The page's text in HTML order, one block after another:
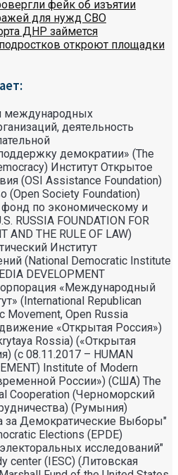
фейк об изъятии
для нужд СВО
ДНР займется
откроют площадки
международных
деятельность
демократии» (The
Институт Открытое
(OSI Assistance Foundation)
Society Foundation)
по экономическому и
RUSSIA FOUNDATION FOR
AND THE RULE OF LAW)
Институт
(National Democratic Institute
DEVELOPMENT
«Международный
(International Republican
Movement, Open Russia
«Открытая Россия»)
Rossia) («Открытая
(с 08.11.2017 – HUMAN
Institute of Modern
России») (США) The
Cooperation (Черноморский
(Румыния)
за Демократические Выборы"
Elections (EPDE)
исследований"
center (IESC) (Литовская